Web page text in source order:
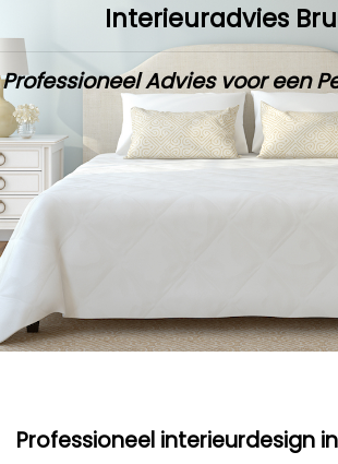
Interieuradvies
Professioneel Advies voor een
Professioneel interieurdesign